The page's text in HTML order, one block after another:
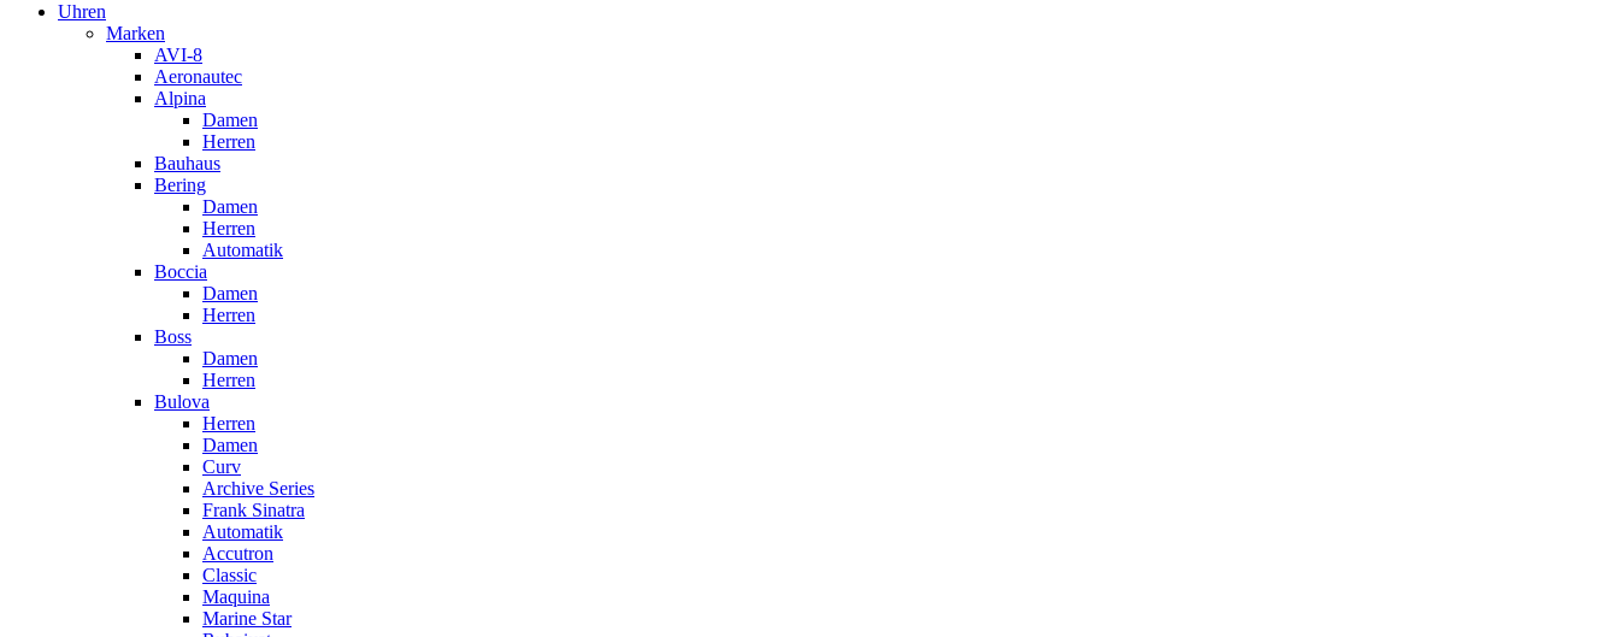
Uhren
Marken
AVI-8
Aeronautec
Alpina
Damen
Herren
Bauhaus
Bering
Damen
Herren
Automatik
Boccia
Damen
Herren
Boss
Damen
Herren
Bulova
Herren
Damen
Curv
Archive Series
Frank Sinatra
Automatik
Accutron
Classic
Maquina
Marine Star